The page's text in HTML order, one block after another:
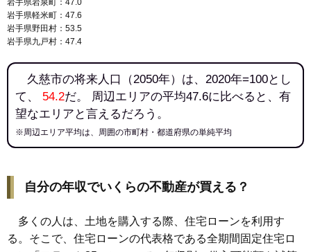
岩手県岩泉町：47.0
岩手県軽米町：47.6
岩手県野田村：53.5
岩手県九戸村：47.4
久慈市の将来人口（2050年）は、2020年=100とし
て、 54.2だ。 周辺エリアの平均47.6に比べると、有
望なエリアと言えるだろう。
※周辺エリア平均は、周囲の市町村・都道府県の単純平均
自分の年収でいくらの不動産が買える？
多くの人は、土地を購入する際、住宅ローンを利用す
る。そこで、住宅ローンの代表格である全期間固定住宅ロ